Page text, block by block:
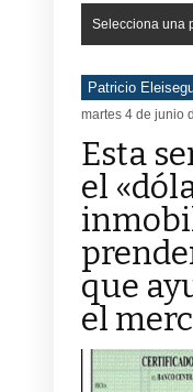
Selecciona una
Patricio
martes 4 de junio
Esta
el
que
el